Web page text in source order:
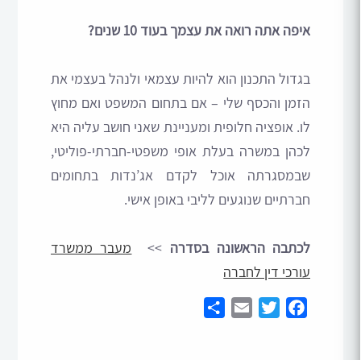
איפה אתה רואה את עצמך בעוד 10 שנים?
בגדול התכנון הוא להיות עצמאי ולנהל בעצמי את
הזמן והכסף שלי – אם בתחום המשפט ואם מחוץ
לו. אופציה חלופית ומעניינת שאני חושב עליה היא
לכהן במשרה בעלת אופי משפטי-חברתי-פוליטי,
שבמסגרתה אוכל לקדם אג’נדות בתחומים
חברתיים שנוגעים לליבי באופן אישי.
לכתבה הראשונה בסדרה >>
מעבר ממשרד
עורכי דין לחברה
Facebook
Twitter
Email